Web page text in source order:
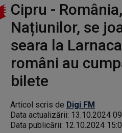
Cipru -
Națiunilor, se
seara la
români au
bilete
Articol scris de Digi FM
Data actualizării: 13.10.2024
Data publicării: 12.10.2024